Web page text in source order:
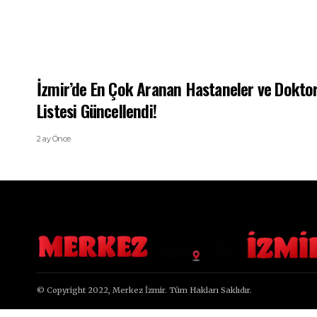
İzmir’de En Çok Aranan Hastaneler ve
Listesi Güncellendi!
2 ay Önce
© Copyright 2022, Merkez İzmir. Tüm Hakları Saklıdır.